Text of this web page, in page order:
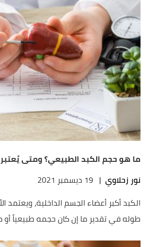
ما هو حجم الكبد الطبيعي؟ ومتى
نور زحلاوي | 19 ديسمبر 2021
الكبد أكبر أعضاء الجسم الداخلية، ويعتمد
طوله في تقدير ما إن كان حجمه طبيعياً أو